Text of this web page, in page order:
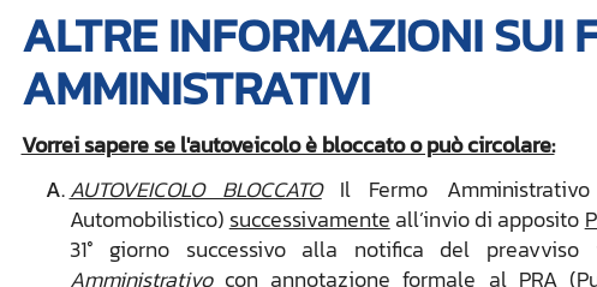
ALTRE INFORMAZIONI SUI
AMMINISTRATIVI
Vorrei sapere se l'autoveicolo è bloccato o può circolare:
AUTOVEICOLO BLOCCATOIl Fermo
Automobilistico) successivamente all’invio di apposito
31° giorno successivo alla notifica del
Amministrativocon annotazione formale al PRA